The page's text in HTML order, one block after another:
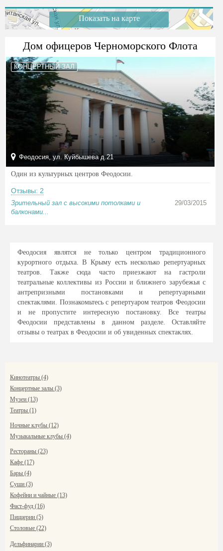
Показать на карте
Дом офицеров Черноморского Флота
КОНЦЕРТНЫЙ ЗАЛ
Феодосия, ул. Куйбышева д.21
Один из культурных центров Феодосии.
Отзывы: 2
Зрительный зал с высокими потолками и
балконами...
29/03/2015
Феодосия являтся не только центром традиционного
курортного отдыха. В Крыму есть несколько репертуарных
театров. Также сюда часто приезжают на гастроли
театральные коллективы из России и ближнего зарубежья с
антрепризными постановками и репертуарными
спектаклями. Познакомьтесь с репертуаром театров Феодосии
и не пропустите интересную постановку. Все театры
Феодосии представлены в данном разделе. Оставляйте
отзывы о театрах в Феодосии и об увиденных спектаклях.
Кинотеатры (4)
Концертные залы (3)
Музеи (13)
Театры (1)
Ночные клубы (12)
Музыкальные клубы (4)
Рестораны (23)
Кафе (17)
Бары (4)
Суши (3)
Кофейни и чайные (13)
Фаст-фуд (16)
Пиццерии (5)
Столовые (22)
Дельфинарии (3)